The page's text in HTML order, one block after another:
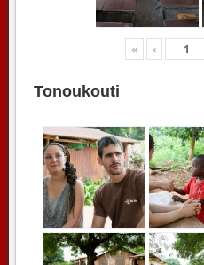
« ‹
Tonoukouti